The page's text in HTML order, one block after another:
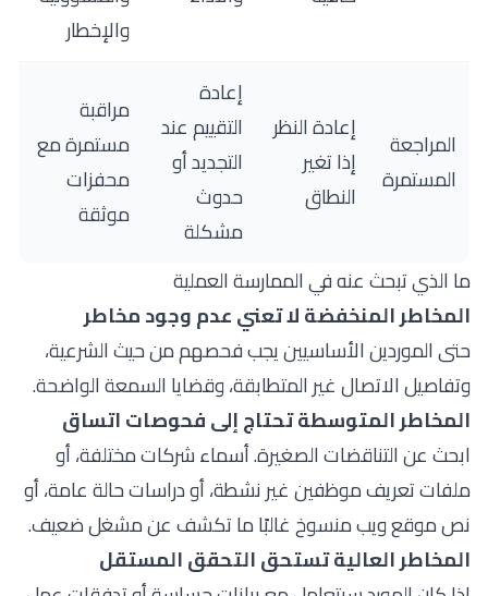
والإخطار
المراجعة
المستمرة
إعادة النظر
إذا تغير
النطاق
إعادة
التقييم عند
التجديد أو
حدوث
مشكلة
مراقبة
مستمرة مع
محفزات
موثقة
ما الذي تبحث عنه في الممارسة العملية
المخاطر المنخفضة لا تعني عدم وجود مخاطر
حتى الموردين الأساسيين يجب فحصهم من حيث الشرعية،
وتفاصيل الاتصال غير المتطابقة، وقضايا السمعة الواضحة.
المخاطر المتوسطة تحتاج إلى فحوصات اتساق
ابحث عن التناقضات الصغيرة. أسماء شركات مختلفة، أو
ملفات تعريف موظفين غير نشطة، أو دراسات حالة عامة، أو
نص موقع ويب منسوخ غالبًا ما تكشف عن مشغل ضعيف.
المخاطر العالية تستحق التحقق المستقل